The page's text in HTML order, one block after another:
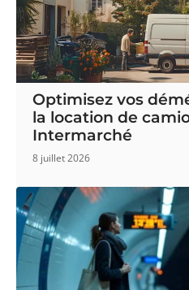
Optimisez vos
la location de
Intermarché
8 juillet 2026